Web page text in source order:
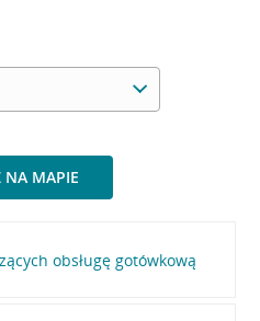
NA MAPIE
obsługę gotówkową